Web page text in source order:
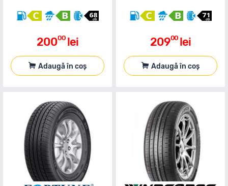
20000 lei
Adaugă în coș
20900 lei
Adaugă în coș